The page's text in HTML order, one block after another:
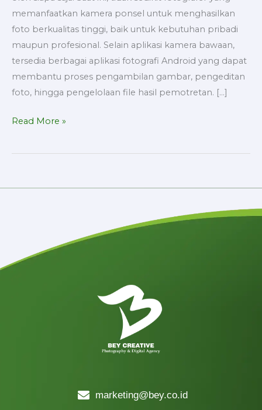
memanfaatkan kamera ponsel untuk menghasilkan
foto berkualitas tinggi, baik untuk kebutuhan pribadi
maupun profesional. Selain aplikasi kamera bawaan,
tersedia berbagai aplikasi fotografi Android yang dapat
membantu proses pengambilan gambar, pengeditan
foto, hingga pengelolaan file hasil pemotretan. […]
Read More »
marketing@bey.co.id